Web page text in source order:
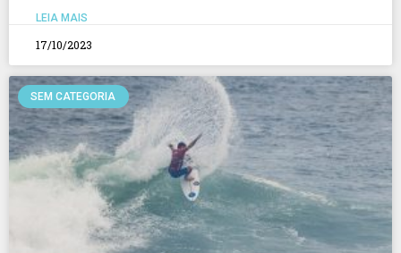
LEIA MAIS
17/10/2023
SEM CATEGORIA